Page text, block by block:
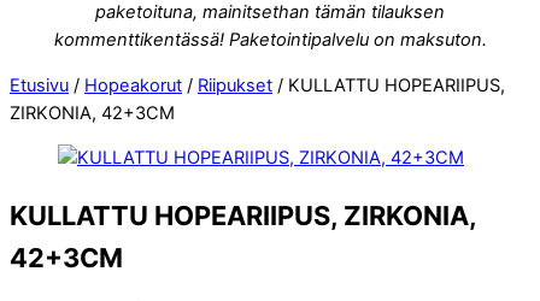
paketoituna, mainitsethan tämän tilauksen
kommenttikentässä! Paketointipalvelu on maksuton.
Etusivu / Hopeakorut / Riipukset / KULLATTU HOPEARIIPUS,
ZIRKONIA, 42+3CM
KULLATTU HOPEARIIPUS, ZIRKONIA,
42+3CM